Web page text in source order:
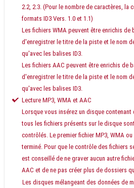
2.2, 2.3. (Pour le nombre de caractères, la
formats ID3 Vers. 1.0 et 1.1)
Les fichiers WMA peuvent être enrichis de
d'enregistrer le titre de la piste et le nom
qu'avec les balises ID3.
Les fichiers AAC peuvent être enrichis de
d'enregistrer le titre de la piste et le nom
qu'avec les balises ID3.
Lecture MP3, WMA et AAC
Lorsque vous insérez un disque contenant
tous les fichiers présents sur le disque
contrôlés. Le premier fichier MP3, WMA
terminé. Pour que le contrôle des fichiers
est conseillé de ne graver aucun autre
AAC et de ne pas créer plus de dossiers
Les disques mélangeant des données de